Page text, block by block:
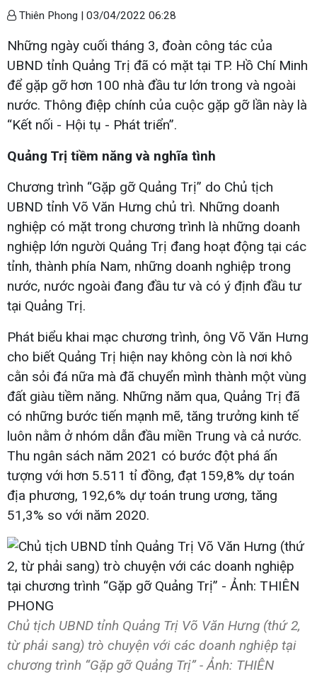
Thiên Phong | 03/04/2022 06:28
Những ngày cuối tháng 3, đoàn công tác của
UBND tỉnh Quảng Trị đã có mặt tại TP. Hồ Chí Minh
để gặp gỡ hơn 100 nhà đầu tư lớn trong và ngoài
nước. Thông điệp chính của cuộc gặp gỡ lần này là
“Kết nối - Hội tụ - Phát triển”.
Quảng Trị tiềm năng và nghĩa tình
Chương trình “Gặp gỡ Quảng Trị” do Chủ tịch
UBND tỉnh Võ Văn Hưng chủ trì. Những doanh
nghiệp có mặt trong chương trình là những doanh
nghiệp lớn người Quảng Trị đang hoạt động tại các
tỉnh, thành phía Nam, những doanh nghiệp trong
nước, nước ngoài đang đầu tư và có ý định đầu tư
tại Quảng Trị.
Phát biểu khai mạc chương trình, ông Võ Văn Hưng
cho biết Quảng Trị hiện nay không còn là nơi khô
cằn sỏi đá nữa mà đã chuyển mình thành một vùng
đất giàu tiềm năng. Những năm qua, Quảng Trị đã
có những bước tiến mạnh mẽ, tăng trưởng kinh tế
luôn nằm ở nhóm dẫn đầu miền Trung và cả nước.
Thu ngân sách năm 2021 có bước đột phá ấn
tượng với hơn 5.511 tỉ đồng, đạt 159,8% dự toán
địa phương, 192,6% dự toán trung ương, tăng
51,3% so với năm 2020.
Chủ tịch UBND tỉnh Quảng Trị Võ Văn Hưng (thứ 2,
từ phải sang) trò chuyện với các doanh nghiệp tại
chương trình “Gặp gỡ Quảng Trị” - Ảnh: THIÊN